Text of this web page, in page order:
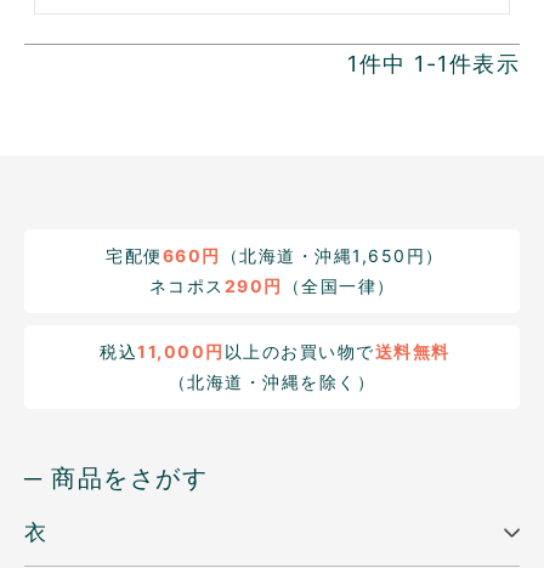
1件中 1 -1件表示
宅配便660円
（北海道・沖縄1,650円）
ネコポス 290円 （全国一律）
税込11,000円 以上のお買い物で送料無料
（北海道・沖縄を除く）
─ 商品をさがす
衣